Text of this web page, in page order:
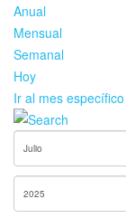
Anual
Mensual
Semanal
Hoy
Ir al mes específico